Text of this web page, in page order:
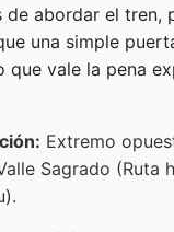
de abordar el tren,
una simple
que vale la pena
Extremo
Sagrado (Ruta